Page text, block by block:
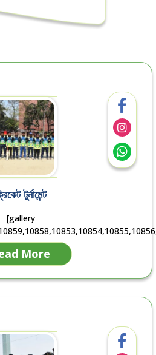
টুর্নামেন্ট
[gallery
More